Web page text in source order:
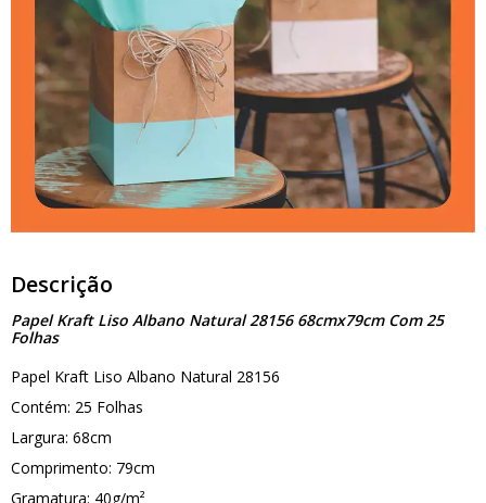
Descrição
Papel Kraft Liso Albano Natural 28156 68cmx79cm Com 25
Folhas
Papel Kraft Liso Albano Natural 28156
Contém: 25 Folhas
Largura: 68cm
Comprimento: 79cm
Gramatura: 40g/m²